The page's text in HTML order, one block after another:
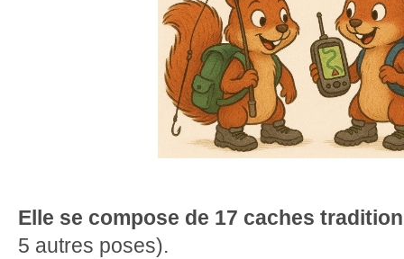
Elle se compose de 17 caches
5 autres poses).